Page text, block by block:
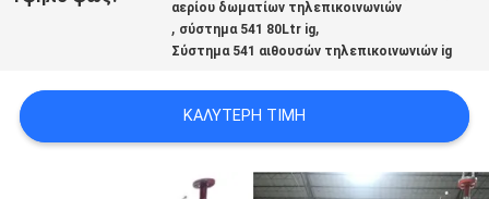
POLICY
αερίου δωματίων τηλεπικοινωνιών
, σύστημα 541 80Ltr ig,
Σύστημα 541 αιθουσών τηλεπικοινωνιών ig
ΚΑΛΎΤΕΡΗ ΤΙΜΉ